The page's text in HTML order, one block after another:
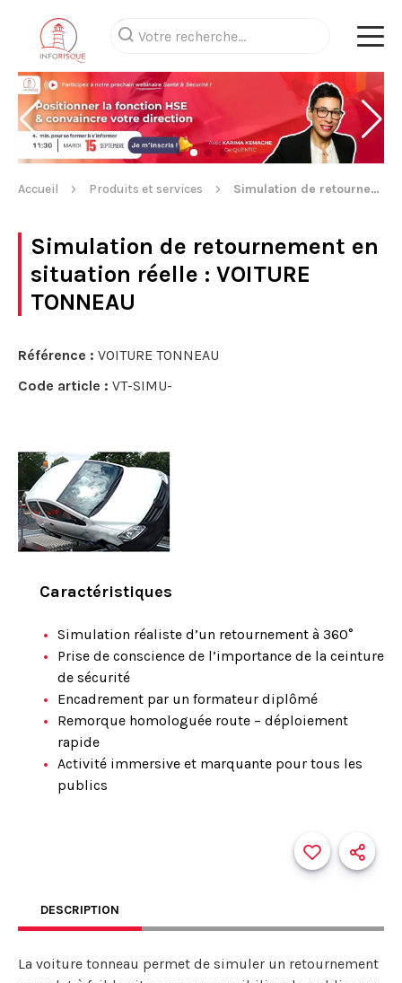
Accueil Produits et services Simulation de retournement en situation réelle
Simulation de retournement en
situation réelle : VOITURE
TONNEAU
Référence : VOITURE TONNEAU
Code article : VT-SIMU-
Caractéristiques
Simulation réaliste d’un retournement à 360°
Prise de conscience de l’importance de la ceinture
de sécurité
Encadrement par un formateur diplômé
Remorque homologuée route – déploiement
rapide
Activité immersive et marquante pour tous les
publics
DESCRIPTION
La voiture tonneau permet de simuler un retournement